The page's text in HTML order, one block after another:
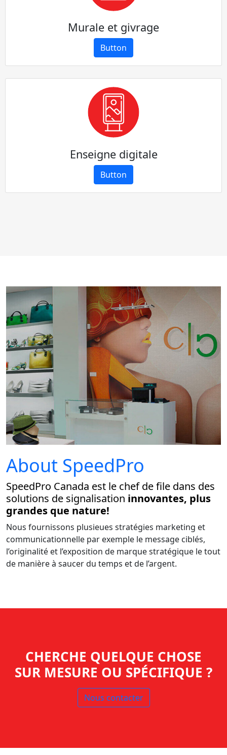
Murale et givrage
Button
Enseigne digitale
Button
About SpeedPro
SpeedPro Canada est le chef de file dans des
solutions de signalisation innovantes, plus
grandes que nature!
Nous fournissons plusieues stratégies marketing et
communicationnelle par exemple le message ciblés,
l’originalité et l’exposition de marque stratégique le tout
de manière à saucer du temps et de l’argent.
CHERCHE QUELQUE CHOSE
SUR MESURE OU SPÉCIFIQUE ?
Nous contacter